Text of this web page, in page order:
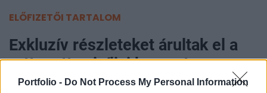
Portfolio - Do Not Process My Personal Information
ELŐFIZETŐI TARTALOM
Exkluzív részleteket árultak el a
rettegett szicíliai keresztapa
elfogásáról